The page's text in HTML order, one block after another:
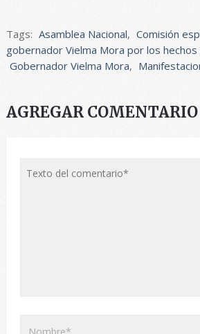
Tags: Asamblea Nacional, Comisión
gobernador Vielma Mora por los
Gobernador Vielma Mora,
AGREGAR COMENTARIO